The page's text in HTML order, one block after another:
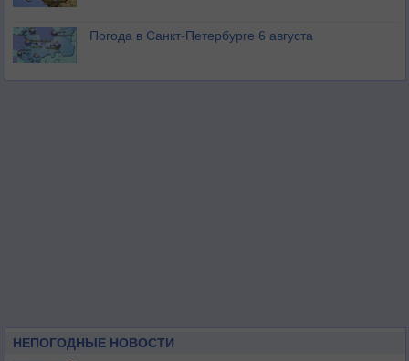
Погода в Санкт-Петербурге 6 августа
НЕПОГОДНЫЕ НОВОСТИ